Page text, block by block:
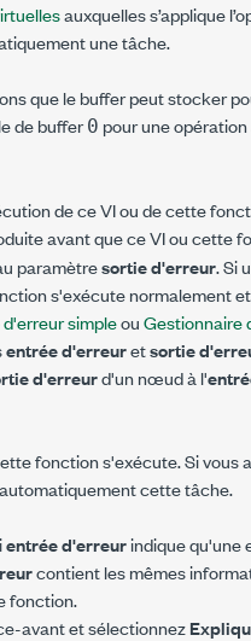
auxquelles s’applique
une tâche.
que le buffer peut stocker
de buffer0 pour une opération
de ce VI ou de cette
avant que ce VI ou cette
paramètresortie d'erreur. Si
s'exécute normalement
simpleouGestionnaire
entrée d'erreuretsortie
d'erreurd'un nœud à l'
fonction s'exécute. Si vous
cette tâche.
entrée d'erreurindique qu'une
contient les mêmes
fonction.
avant et sélectionnez